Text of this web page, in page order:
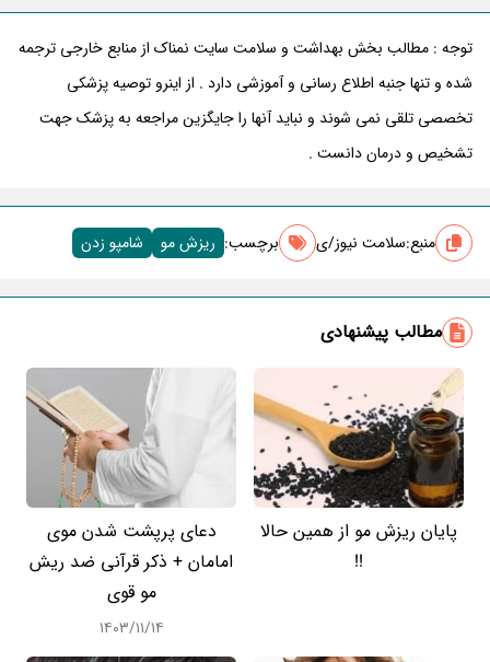
توجه : مطالب بخش بهداشت و سلامت سایت نمناک از منابع خارجی ترجمه
شده و تنها جنبه اطلاع رسانی و آموزشی دارد . از اینرو توصیه پزشکی
تخصصی تلقی نمی شوند و نباید آنها را جایگزین مراجعه به پزشک جهت
تشخیص و درمان دانست .
منبع:سلامت نیوز/ی برچسب‌: ریزش مو شامپو زدن
مطالب پیشنهادی
پایان ریزش مو از همین حالا
!!
دعای پرپشت شدن موی
امامان + ذکر قرآنی ضد ریش
مو قوی
۱۴۰۳/۱۱/۱۴